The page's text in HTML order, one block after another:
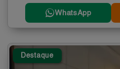
WhatsApp
Destaque